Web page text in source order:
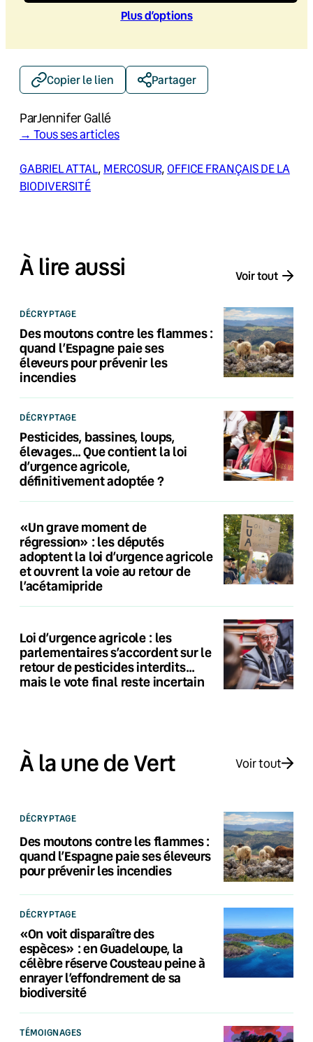
Plus d’options
Copier le lien Partager
ParJennifer Gallé
→ Tous ses articles
GABRIEL ATTAL, MERCOSUR, OFFICE FRANÇAIS DE LA
BIODIVERSITÉ
À lire aussi Voir tout
DÉCRYPTAGE
Des moutons contre les flammes :
quand l’Espagne paie ses
éleveurs pour prévenir les
incendies
DÉCRYPTAGE
Pesticides, bassines, loups,
élevages… Que contient la loi
d’urgence agricole,
définitivement adoptée ?
«Un grave moment de
régression» : les députés
adoptent la loi d’urgence agricole
et ouvrent la voie au retour de
l’acétamipride
Loi d’urgence agricole : les
parlementaires s’accordent sur le
retour de pesticides interdits…
mais le vote final reste incertain
À la une de Vert Voir tout
DÉCRYPTAGE
Des moutons contre les flammes :
quand l’Espagne paie ses éleveurs
pour prévenir les incendies
DÉCRYPTAGE
«On voit disparaître des
espèces» : en Guadeloupe, la
célèbre réserve Cousteau peine à
enrayer l’effondrement de sa
biodiversité
TÉMOIGNAGES